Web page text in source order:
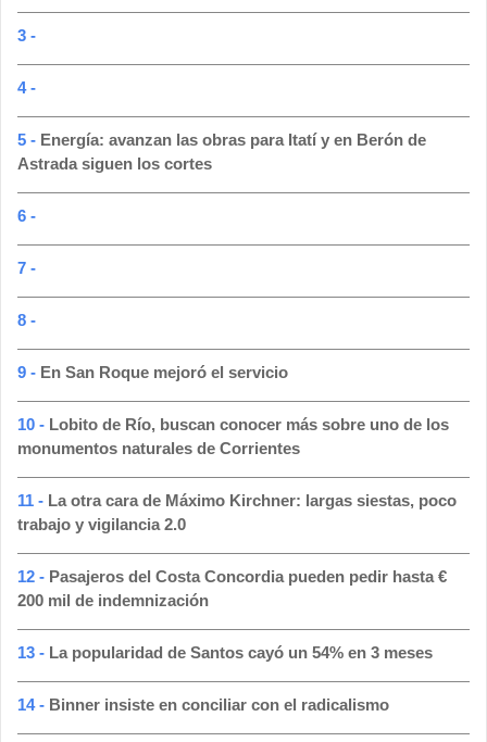
3 -
4 -
5 - Energía: avanzan las obras para Itatí y en Berón de
Astrada siguen los cortes
6 -
7 -
8 -
9 - En San Roque mejoró el servicio
10 - Lobito de Río, buscan conocer más sobre uno de los
monumentos naturales de Corrientes
11 - La otra cara de Máximo Kirchner: largas siestas, poco
trabajo y vigilancia 2.0
12 - Pasajeros del Costa Concordia pueden pedir hasta €
200 mil de indemnización
13 - La popularidad de Santos cayó un 54% en 3 meses
14 - Binner insiste en conciliar con el radicalismo